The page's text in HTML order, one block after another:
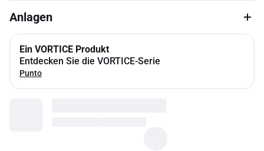
Anlagen
Ein VORTICE Produkt
Entdecken Sie die VORTICE-Serie
Punto